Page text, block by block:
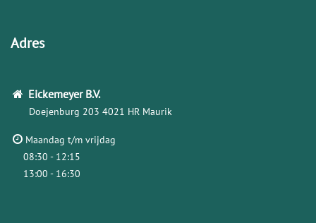
Adres
Eickemeyer B.V.
Doejenburg 203 4021 HR Maurik
Maandag t/m vrijdag
08:30 - 12:15
13:00 - 16:30